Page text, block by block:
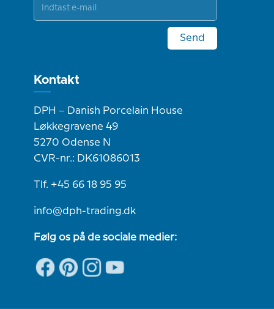
Send
Kontakt
DPH – Danish Porcelain House
Løkkegravene 49
5270 Odense N
CVR-nr.: DK61086013
Tlf. +45 66 18 95 95
info@dph-trading.dk
Følg os på de sociale medier: